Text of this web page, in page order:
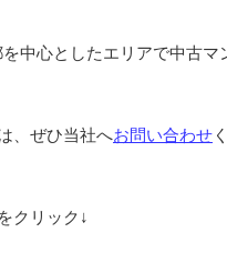
中心としたエリアで中古マ
、ぜひ当社へお問い合わせ
クリック↓